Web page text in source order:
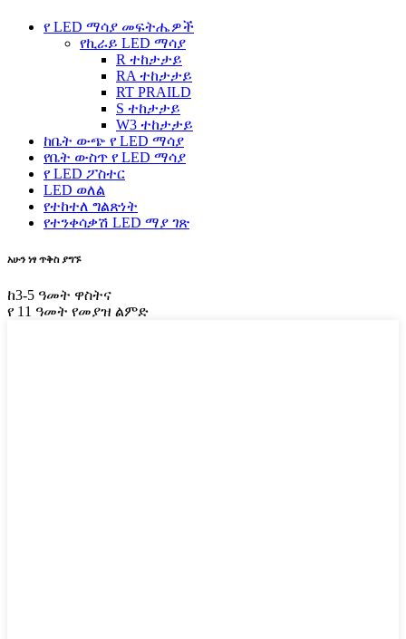
የ LED ማሳያ መፍትሔዎች
የኪራይ LED ማሳያ
R ተከታታይ
RA ተከታታይ
RT PRAILD
S ተከታታይ
W3 ተከታታይ
ከቤት ውጭ የ LED ማሳያ
የቤት ውስጥ የ LED ማሳያ
የ LED ፖስተር
LED ወለል
የተከተለ ግልጽነት
የተንቀሳቃሽ LED ማያ ገጽ
አሁን ነፃ ጥቅስ ያግኙ
ከ3-5 ዓመት ዋስትና
የ 11 ዓመት የመያዝ ልምድ